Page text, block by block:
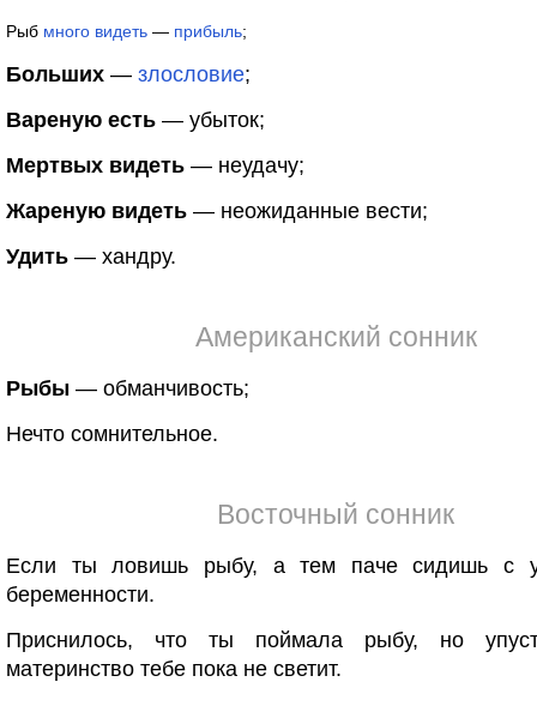
Рыб много видеть — прибыль;
Больших — злословие;
Вареную есть — убыток;
Мертвых видеть — неудачу;
Жареную видеть — неожиданные вести;
Удить — хандру.
Американский сонник
Рыбы — обманчивость;
Нечто сомнительное.
Восточный сонник
Если ты ловишь рыбу, а тем паче сидишь с
беременности.
Приснилось, что ты поймала рыбу, но
материнство тебе пока не светит.